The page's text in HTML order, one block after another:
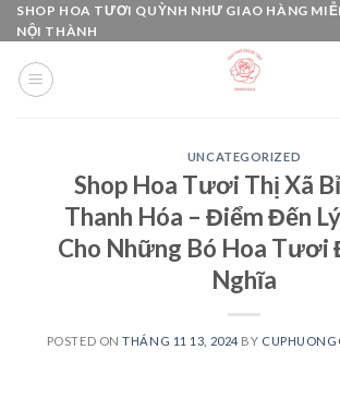
Skip
to
content
SHOP HOA TƯƠI QUỲNH NHƯ GIAO HÀNG
NỘI THÀNH
UNCATEGORIZED
Shop Hoa Tươi Thị Xã
Thanh Hóa – Điểm Đến
Cho Những Bó Hoa Tươi
Nghĩa
POSTED ONTHÁNG 11 13, 2024 BY